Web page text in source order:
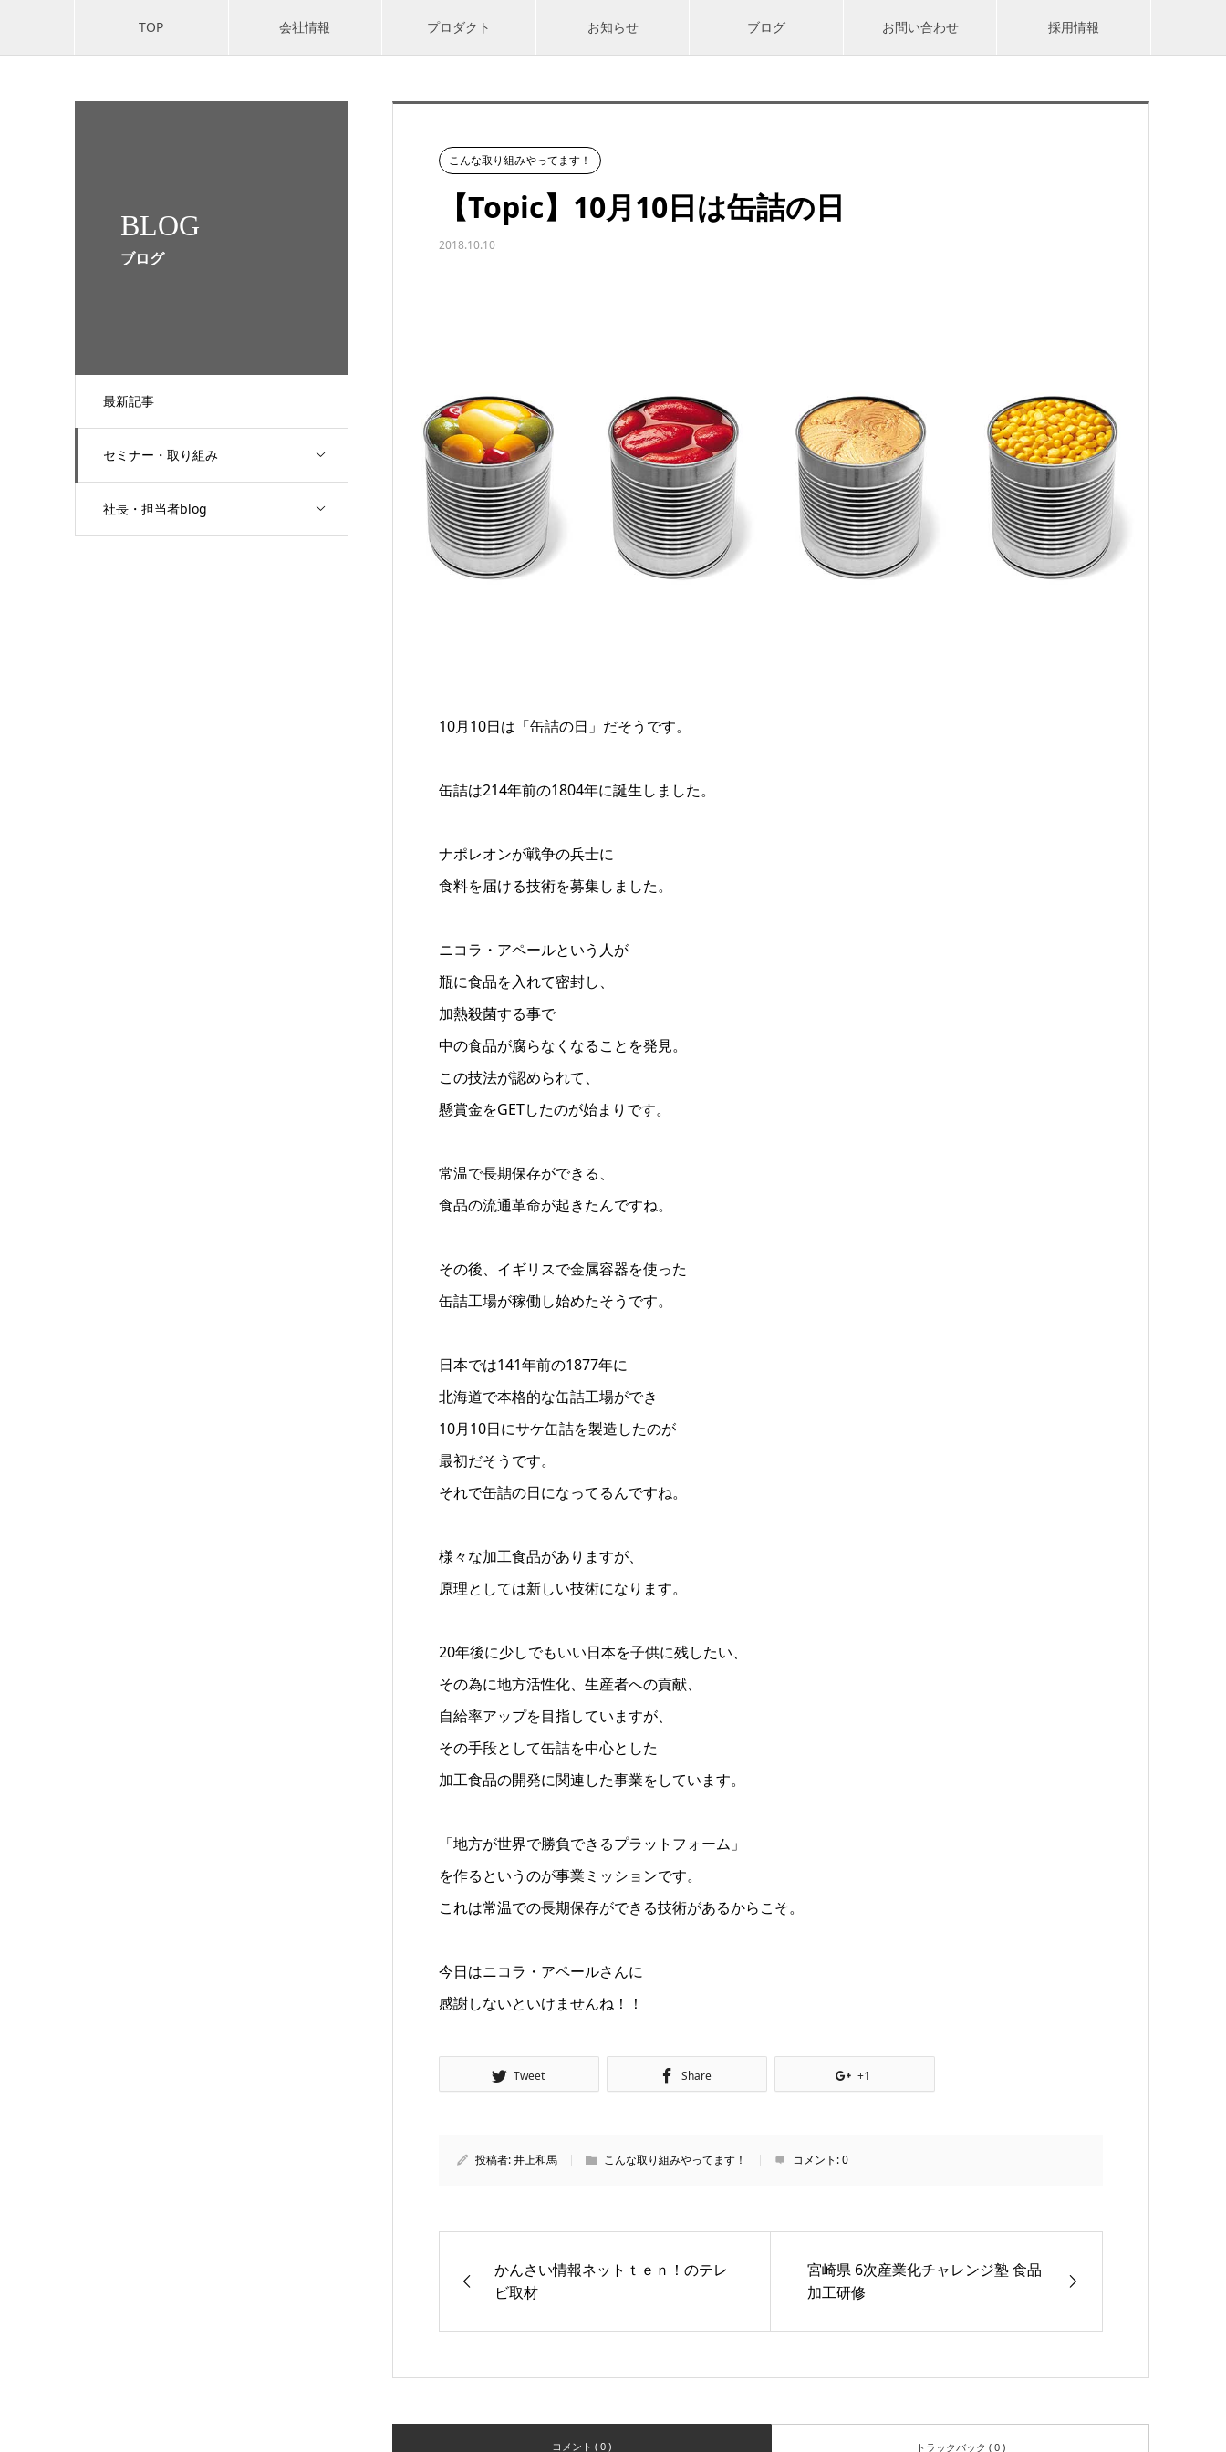
TOP 会社情報 プロダクト お知らせ ブログ お問い合わせ 採用情報
BLOG
ブログ
最新記事
セミナー・取り組み
社長・担当者blog
こんな取り組みやってます！
【Topic】10月10日は缶詰の日
2018.10.10
10月10日は「缶詰の日」だそうです。
缶詰は214年前の1804年に誕生しました。
ナポレオンが戦争の兵士に
食料を届ける技術を募集しました。
ニコラ・アペールという人が
瓶に食品を入れて密封し、
加熱殺菌する事で
中の食品が腐らなくなることを発見。
この技法が認められて、
懸賞金をGETしたのが始まりです。
常温で長期保存ができる、
食品の流通革命が起きたんですね。
その後、イギリスで金属容器を使った
缶詰工場が稼働し始めたそうです。
日本では141年前の1877年に
北海道で本格的な缶詰工場ができ
10月10日にサケ缶詰を製造したのが
最初だそうです。
それで缶詰の日になってるんですね。
様々な加工食品がありますが、
原理としては新しい技術になります。
20年後に少しでもいい日本を子供に残したい、
その為に地方活性化、生産者への貢献、
自給率アップを目指していますが、
その手段として缶詰を中心とした
加工食品の開発に関連した事業をしています。
「地方が世界で勝負できるプラットフォーム」
を作るというのが事業ミッションです。
これは常温での長期保存ができる技術があるからこそ。
今日はニコラ・アペールさんに
感謝しないといけませんね！！
Tweet Share +1
投稿者:井上和馬 こんな取り組みやってます！ コメント:0
かんさい情報ネットｔｅｎ！のテレ
ビ取材
宮崎県 6次産業化チャレンジ塾 食品
加工研修
コメント ( 0 ) トラックバック ( 0 )